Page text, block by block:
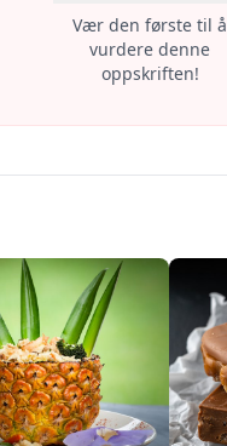
Vær den første til å
vurdere denne
oppskriften!